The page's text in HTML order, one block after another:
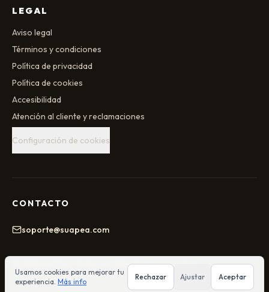
LEGAL
Aviso legal
Términos y condiciones
Política de privacidad
Política de cookies
Accesibilidad
Atención al cliente y reclamaciones
Configuración de cookies
CONTACTO
soporte@suapea.com
. Todos los derechos reservados.
Usamos cookies para mejorar tu
experiencia. Más info
Rechazar Ajustar Aceptar